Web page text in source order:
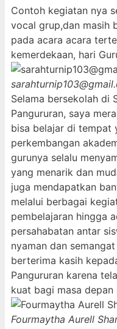
Contoh kegiatan nya
vocal grup,dan masih
pada acara acara
kemerdekaan, hari
Selama bersekolah di
Pangururan, saya
bisa belajar di tempat
perkembangan
gurunya selalu
yang menarik dan
juga mendapatkan
melalui berbagai
pembelajaran hingga
persahabatan antar
nyaman dan
berterima kasih
Pangururan karena
kuat bagi masa depan
Fourmaytha Aurell